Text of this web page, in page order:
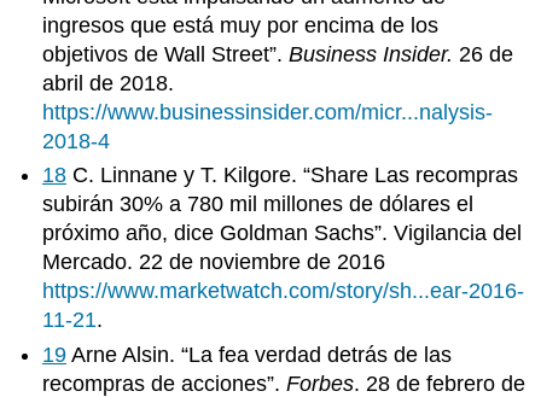
ingresos que está muy por encima de los
objetivos de Wall Street”.Business Insider.26 de
abril de 2018.
https://www.businessinsider.com/micr...nalysis-
2018-4
18 C. Linnane y T. Kilgore. “Share Las recompras
subirán 30% a 780 mil millones de dólares el
próximo año, dice Goldman Sachs”. Vigilancia del
Mercado. 22 de noviembre de 2016
https://www.marketwatch.com/story/sh...ear-2016-
11-21.
19 Arne Alsin. “La fea verdad detrás de las
recompras de acciones”.Forbes. 28 de febrero de